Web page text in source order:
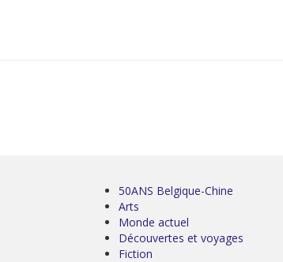
50ANS Belgique-Chine
Arts
Monde actuel
Découvertes et voyages
Fiction